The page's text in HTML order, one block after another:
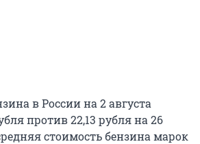
в России на 2 августа
против 22,13 рубля на 26
стоимость бензина марок